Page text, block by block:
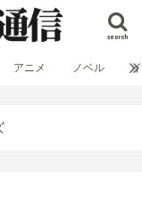
search
アニメ ノベル